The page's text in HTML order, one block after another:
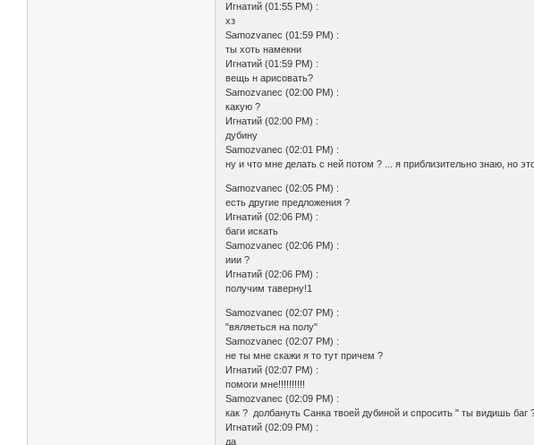
Игнатий (01:55 PM) :
хз
Samozvanec (01:59 PM) :
ты хоть намекни
Игнатий (01:59 PM) :
вещь н арисовать?
Samozvanec (02:00 PM) :
какую ?
Игнатий (02:00 PM) :
дубину
Samozvanec (02:01 PM) :
ну и что мне делать с ней потом ? ... я приблизительно знаю, но
Samozvanec (02:05 PM) :
есть другие предложения ?
Игнатий (02:06 PM) :
баги искать
Samozvanec (02:06 PM) :
иии ?
Игнатий (02:06 PM) :
получим таверну!1
Samozvanec (02:07 PM) :
"вяляеться на полу"
Samozvanec (02:07 PM) :
не ты мне скажи я то тут причем ?
Игнатий (02:07 PM) :
помоги мне!!!!!!!!!!
Samozvanec (02:09 PM) :
как ? долбануть Санка твоей дубиной и спросить " ты видишь баг
Игнатий (02:09 PM) :
да